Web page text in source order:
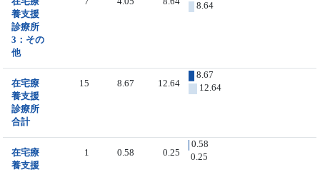
養支援
診療所
3：その
他
8.64
在宅療
養支援
診療所
合計
15 8.67 12.64
8.67
12.64
在宅療
養支援
1 0.58 0.25
0.58
0.25